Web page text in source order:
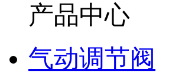
产品中心
气动调节阀